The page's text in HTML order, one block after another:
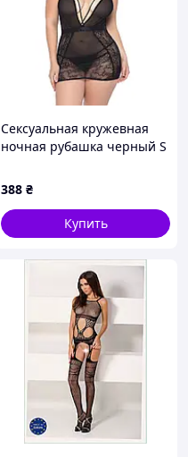
Сексуальная кружевная
ночная рубашка черный S
388 ₴
Купить